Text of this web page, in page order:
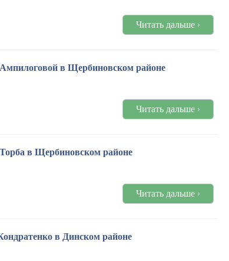
Читать дальше ›
в Щербиновском районе
Читать дальше ›
в Щербиновском районе
Читать дальше ›
в Динском районе